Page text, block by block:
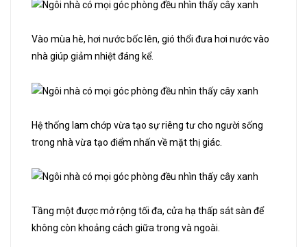
Vào mùa hè, hơi nước bốc lên, gió thổi đưa hơi nước vào
nhà giúp giảm nhiệt đáng kể.
Hệ thống lam chớp vừa tạo sự riêng tư cho người sống
trong nhà vừa tạo điểm nhấn về mặt thị giác.
Tầng một được mở rộng tối đa, cửa hạ thấp sát sàn để
không còn khoảng cách giữa trong và ngoài.